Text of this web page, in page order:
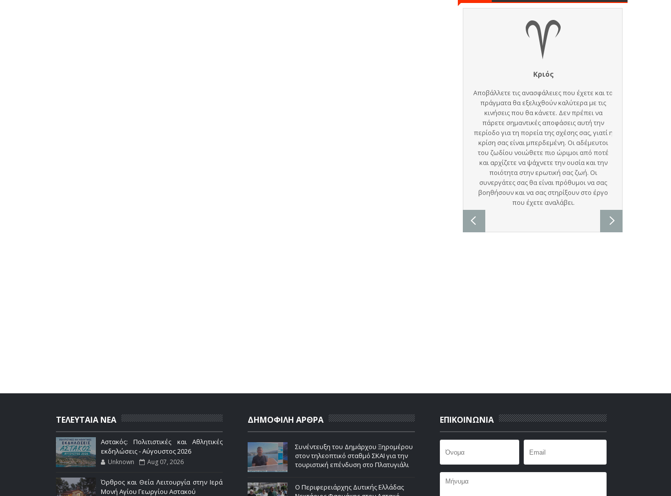
ΤΕΛΕΥΤΑΙΑ ΝΕΑ
Αστακός: Πολιτιστικές και Αθλητικές
εκδηλώσεις - Αύγουστος 2026
Unknown Aug 07, 2026
Όρθρος και Θεία Λειτουργία στην Ιερά
Μονή Αγίου Γεωργίου Αστακού
ΔΗΜΟΦΙΛΗ ΑΡΘΡΑ
Συνέντευξη του Δημάρχου Ξηρομέρου
στον τηλεοπτικό σταθμό ΣΚΑΙ για την
τουριστική επένδυση στο Πλατυγιάλι
Ο Περιφερειάρχης Δυτικής Ελλάδας
ΕΠΙΚΟΙΝΩΝΙΑ